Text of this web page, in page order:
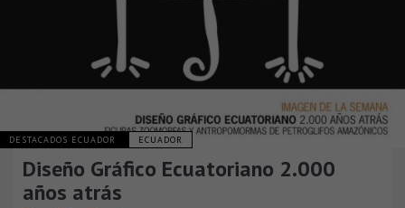
DESTACADOS ECUADOR ECUADOR
Diseño Gráfico Ecuatoriano 2.000
años atrás